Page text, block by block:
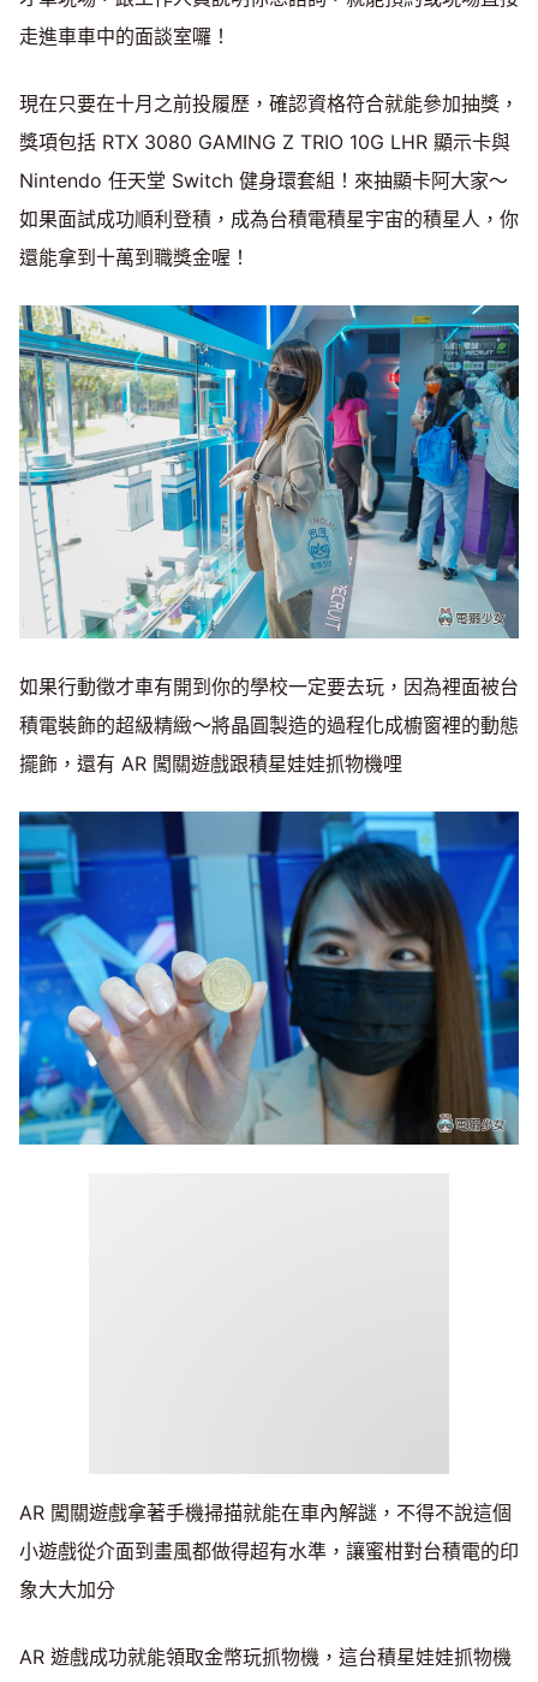
走進車車中的面談室囉！
現在只要在十月之前投履歷，確認資格符合就能參加抽獎，
獎項包括 RTX 3080 GAMING Z TRIO 10G LHR 顯示卡與
Nintendo 任天堂 Switch 健身環套組！來抽顯卡阿大家～
如果面試成功順利登積，成為台積電積星宇宙的積星人，你
還能拿到十萬到職獎金喔！
如果行動徵才車有開到你的學校一定要去玩，因為裡面被台
積電裝飾的超級精緻～將晶圓製造的過程化成櫥窗裡的動態
擺飾，還有 AR 闖關遊戲跟積星娃娃抓物機哩
AR 闖關遊戲拿著手機掃描就能在車內解謎，不得不說這個
小遊戲從介面到畫風都做得超有水準，讓蜜柑對台積電的印
象大大加分
AR 遊戲成功就能領取金幣玩抓物機，這台積星娃娃抓物機